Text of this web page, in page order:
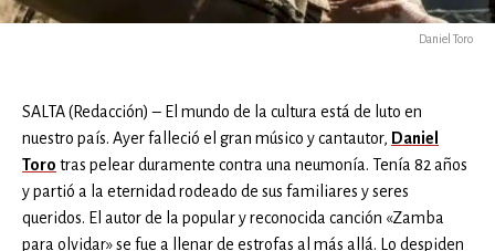
Daniel Toro
SALTA (Redacción) – El mundo de la cultura está de luto en
nuestro país. Ayer falleció el gran músico y cantautor, Daniel
Toro tras pelear duramente contra una neumonía. Tenía 82 años
y partió a la eternidad rodeado de sus familiares y seres
queridos. El autor de la popular y reconocida canción «Zamba
para olvidar» se fue a llenar de estrofas al más allá. Lo despiden